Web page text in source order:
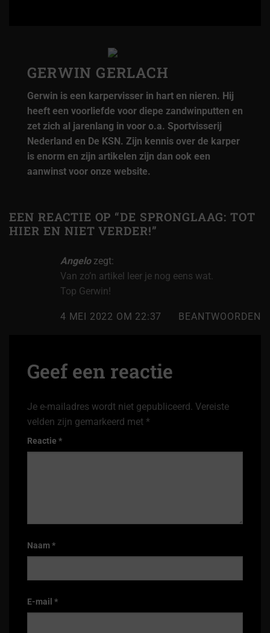
GERWIN GERLACH
Gerwin is een karpervisser in hart en nieren. Hij
heeft een voorliefde voor diepe zandwinputten en
zet zich al jarenlang in voor o.a. Sportvisserij
Nederland en De KSN. Zijn kennis over de karper
is enorm en zijn artikelen zijn dan ook een
aanwinst voor onze website.
EEN REACTIE OP “DE SPRONGLAAG: TOT
HIER EN NIET VERDER!”
Angelo zegt:
Van zo’n artikel leer je nog eens wat.
Top Gerwin!
4 MEI 2022 OM 22:37 BEANTWOORDEN
Geef een reactie
Je e-mailadres wordt niet gepubliceerd. Vereiste
velden zijn gemarkeerd met *
Reactie *
Naam*
E-mail *